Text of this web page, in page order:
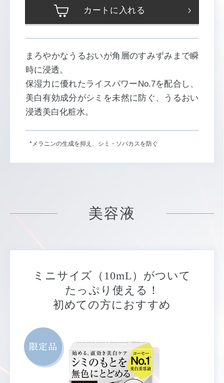
カートに入れる
まろやかなうるおいが角層のすみずみまで瞬
時に浸透。
保湿力に優れたライスパワーNo.7を配合し、
美白有効成分がシミを未然に防ぐ、
うるおい
浸透美白化粧水。
*メラニンの生成を抑え、シミ・ソバカスを防ぐ
美容液
ミニサイズ（10mL）がついて
たっぷり使える！
初めての方におすすめ